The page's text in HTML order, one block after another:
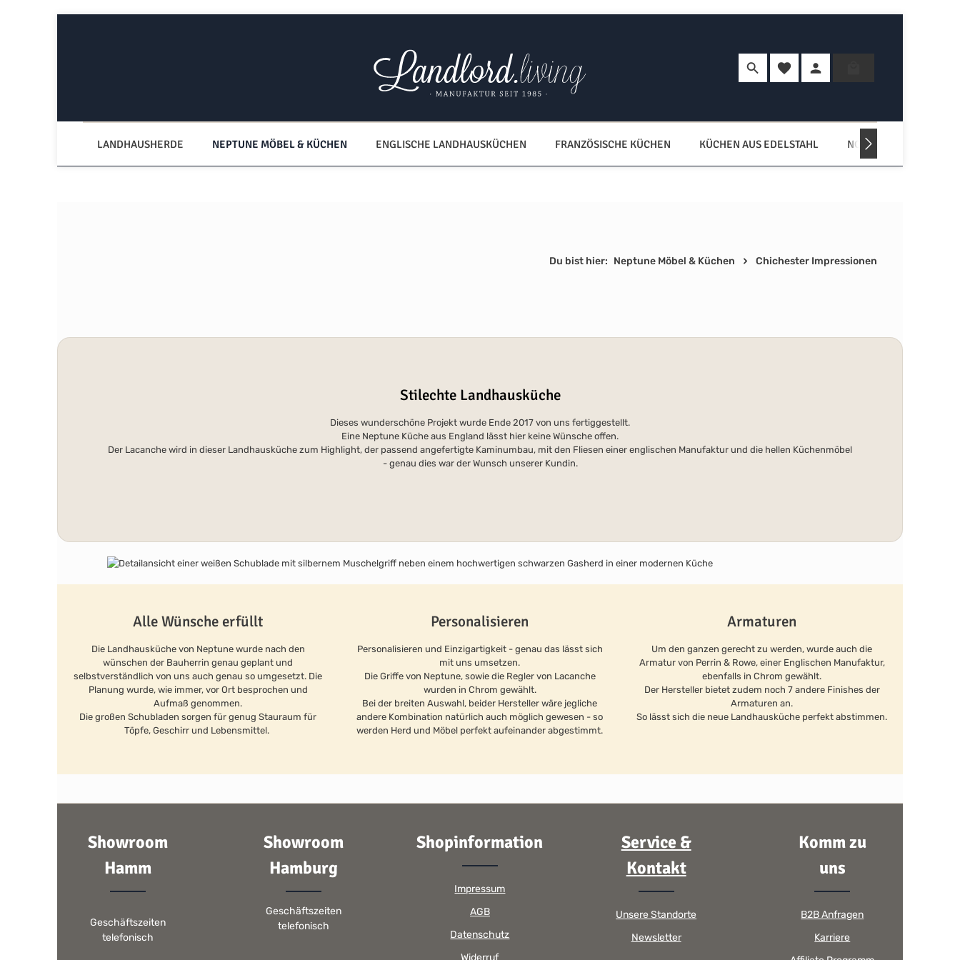
Du hast 0 Produkte auf dem Merkzettel
LANDHAUSHERDE NEPTUNE MÖBEL & KÜCHEN ENGLISCHE LANDHAUSKÜCHEN FRANZÖSISCHE KÜCHEN KÜCHEN AUS EDELSTAHL NORDISCHE KÜCHEN
Du bist hier: Neptune Möbel & Küchen Chichester Impressionen
Stilechte Landhausküche
Dieses wunderschöne Projekt wurde Ende 2017 von uns fertiggestellt.
Eine Neptune Küche aus England lässt hier keine Wünsche offen.
Der Lacanche wird in dieser Landhausküche zum Highlight, der passend angefertigte Kaminumbau, mit den Fliesen einer englischen Manufaktur und die hellen Küchenmöbel
- genau dies war der Wunsch unserer Kundin.
Bildergalerie überspringen
Alle Wünsche erfüllt
Die Landhausküche von Neptune wurde nach den
wünschen der Bauherrin genau geplant und
selbstverständlich von uns auch genau so umgesetzt. Die
Planung wurde, wie immer, vor Ort besprochen und
Aufmaß genommen.
Die großen Schubladen sorgen für genug Stauraum für
Töpfe, Geschirr und Lebensmittel.
Personalisieren
Personalisieren und Einzigartigkeit - genau das lässt sich
mit uns umsetzen.
Die Griffe von Neptune, sowie die Regler von Lacanche
wurden in Chrom gewählt.
Bei der breiten Auswahl, beider Hersteller wäre jegliche
andere Kombination natürlich auch möglich gewesen - so
werden Herd und Möbel perfekt aufeinander abgestimmt.
Armaturen
Um den ganzen gerecht zu werden, wurde auch die
Armatur von Perrin & Rowe, einer Englischen Manufaktur,
ebenfalls in Chrom gewählt.
Der Hersteller bietet zudem noch 7 andere Finishes der
Armaturen an.
So lässt sich die neue Landhausküche perfekt abstimmen.
Showroom
Hamm
Geschäftszeiten
telefonisch
Showroom
Hamburg
Geschäftszeiten
telefonisch
Shopinformation
Impressum
AGB
Datenschutz
Widerruf
Service &
Kontakt
Unsere Standorte
Newsletter
Komm zu
uns
B2B Anfragen
Karriere